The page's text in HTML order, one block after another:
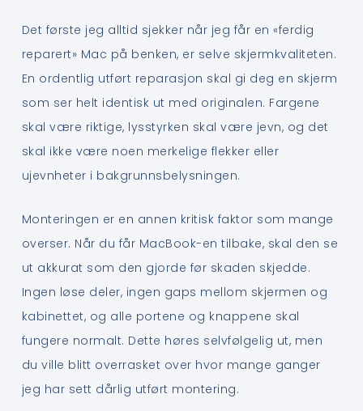
Det første jeg alltid sjekker når jeg får en «ferdig
reparert» Mac på benken, er selve skjermkvaliteten.
En ordentlig utført reparasjon skal gi deg en skjerm
som ser helt identisk ut med originalen. Fargene
skal være riktige, lysstyrken skal være jevn, og det
skal ikke være noen merkelige flekker eller
ujevnheter i bakgrunnsbelysningen.
Monteringen er en annen kritisk faktor som mange
overser. Når du får MacBook-en tilbake, skal den se
ut akkurat som den gjorde før skaden skjedde.
Ingen løse deler, ingen gaps mellom skjermen og
kabinettet, og alle portene og knappene skal
fungere normalt. Dette høres selvfølgelig ut, men
du ville blitt overrasket over hvor mange ganger
jeg har sett dårlig utført montering.